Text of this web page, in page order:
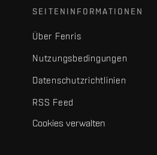
SEITENINFORMATIONEN
Über Fenris
Nutzungsbedingungen
Datenschutzrichtlinien
RSS Feed
Cookies verwalten